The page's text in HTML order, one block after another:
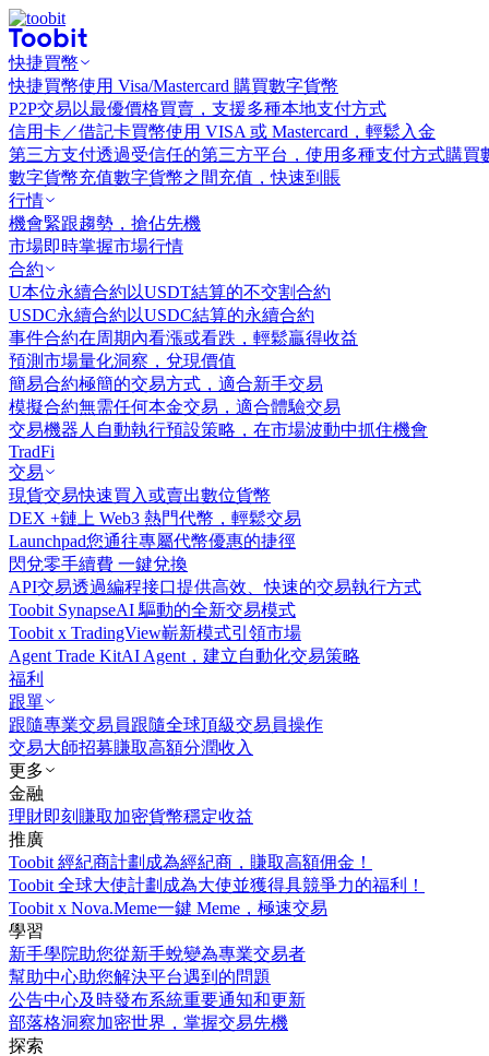
快捷買幣
快捷買幣使用 Visa/Mastercard 購買數字貨幣
P2P交易 以最優價格買賣，支援多種本地支付方式
信用卡／借記卡買幣使用 VISA 或 Mastercard，輕鬆入金
第三方支付透過受信任的第三方平台，使用多種支付方式購買
數字貨幣充值數字貨幣之間充值，快速到賬
行情
機會緊跟趨勢，搶佔先機
市場即時掌握市場行情
合約
U本位永續合約 以USDT結算的不交割合約
USDC永續合約 以USDC結算的永續合約
事件合約在周期內看漲或看跌，輕鬆贏得收益
預測市場量化洞察，兌現價值
簡易合約極簡的交易方式，適合新手交易
模擬合約無需任何本金交易，適合體驗交易
交易機器人 自動執行預設策略，在市場波動中抓住機會
TradFi
交易
現貨交易快速買入或賣出數位貨幣
DEX +鏈上 Web3 熱門代幣，輕鬆交易
Launchpad您通往專屬代幣優惠的捷徑
閃兌零手續費 一鍵兌換
API交易透過編程接口提供高效、快速的交易執行方式
Toobit SynapseAI 驅動的全新交易模式
Toobit x TradingView嶄新模式引領市場
Agent Trade KitAI Agent，建立自動化交易策略
福利
跟單
跟隨專業交易員跟隨全球頂級交易員操作
交易大師招募賺取高額分潤收入
更多
金融
理財即刻賺取加密貨幣穩定收益
推廣
Toobit 經紀商計劃 成為經紀商，賺取高額佣金！
Toobit 全球大使計劃 成為大使並獲得具競爭力的福利！
Toobit x Nova.Meme一鍵 Meme，極速交易
學習
新手學院助您從新手蛻變為專業交易者
幫助中心助您解決平台遇到的問題
公告中心及時發布系統重要通知和更新
部落格洞察加密世界，掌握交易先機
探索